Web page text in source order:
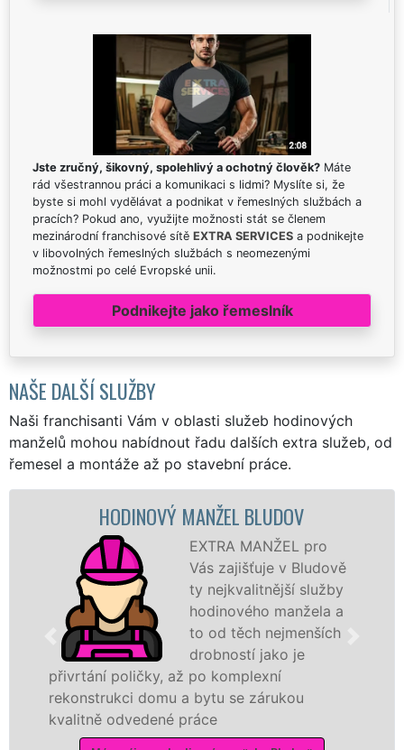
Jste zručný, šikovný, spolehlivý a ochotný člověk? Máte
rád všestrannou práci a komunikaci s lidmi? Myslíte si, že
byste si mohl vydělávat a podnikat v řemeslných službách a
pracích? Pokud ano, využijte možnosti stát se členem
mezinárodní franchisové sítě EXTRA SERVICES a podnikejte
v libovolných řemeslných službách s neomezenými
možnostmi po celé Evropské unii.
Podnikejte jako řemeslník
NAŠE DALŠÍ SLUŽBY
Naši franchisanti Vám v oblasti služeb hodinových
manželů mohou nabídnout řadu dalších extra služeb, od
řemesel a montáže až po stavební práce.
HODINOVÝ MANŽEL BLUDOV
EXTRA MANŽEL pro
Vás zajišťuje v Bludově
ty nejkvalitnější služby
hodinového manžela a
to od těch nejmenších
drobností jako je
přivrtání poličky, až po komplexní
rekonstrukci domu a bytu se zárukou
kvalitně odvedené práce